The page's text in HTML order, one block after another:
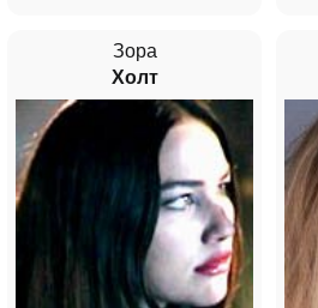
Зора
Холт